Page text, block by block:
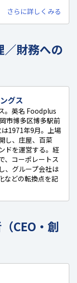
さらに詳しくみる
／財務への
グス
。英名 Foodplus
市博多区博多駅前
1971年9月。上場
し、庄屋、百菜
ドを運営する。経
、コーポレートス
、グループ会社は
などの転換点を記
CEO・創